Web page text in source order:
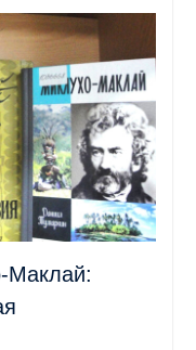
Маклай: